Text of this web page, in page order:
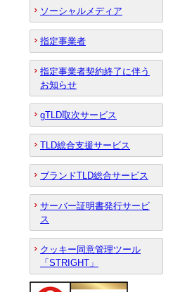
ソーシャルメディア
指定事業者
指定事業者契約終了に伴う
お知らせ
gTLD取次サービス
TLD総合支援サービス
ブランドTLD総合サービス
サーバー証明書発行サービ
ス
クッキー同意管理ツール
「STRIGHT」